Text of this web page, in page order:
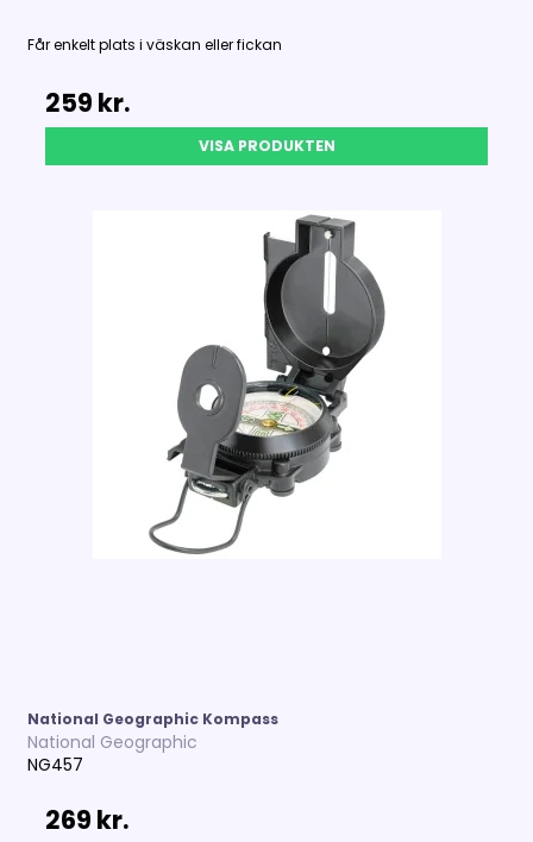
Får enkelt plats i väskan eller fickan
259 kr.
VISA PRODUKTEN
National Geographic Kompass
National Geographic
NG457
269 kr.